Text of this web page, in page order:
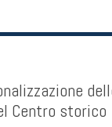
Centro storico